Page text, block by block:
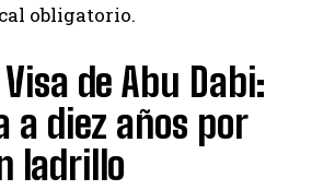
obligatorio.
Visa de Abu Dabi:
a diez años por
ladrillo